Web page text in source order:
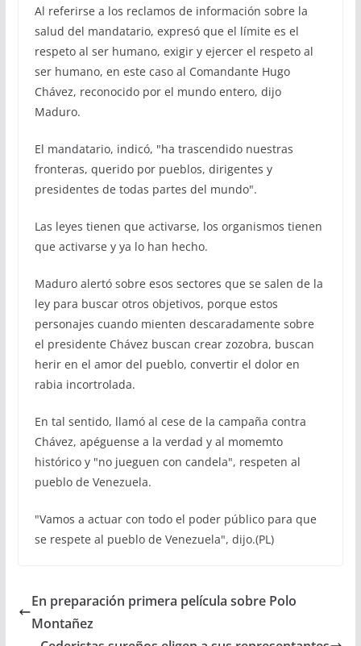
Al referirse a los reclamos de información sobre la
salud del mandatario, expresó que el límite es el
respeto al ser humano, exigir y ejercer el respeto al
ser humano, en este caso al Comandante Hugo
Chávez, reconocido por el mundo entero, dijo
Maduro.
El mandatario, indicó, "ha trascendido nuestras
fronteras, querido por pueblos, dirigentes y
presidentes de todas partes del mundo".
Las leyes tienen que activarse, los organismos tienen
que activarse y ya lo han hecho.
Maduro alertó sobre esos sectores que se salen de la
ley para buscar otros objetivos, porque estos
personajes cuando mienten descaradamente sobre
el presidente Chávez buscan crear zozobra, buscan
herir en el amor del pueblo, convertir el dolor en
rabia incortrolada.
En tal sentido, llamó al cese de la campaña contra
Chávez, apéguense a la verdad y al momemto
histórico y "no jueguen con candela", respeten al
pueblo de Venezuela.
"Vamos a actuar con todo el poder público para que
se respete al pueblo de Venezuela", dijo.(PL)
En preparación primera película sobre Polo
Montañez